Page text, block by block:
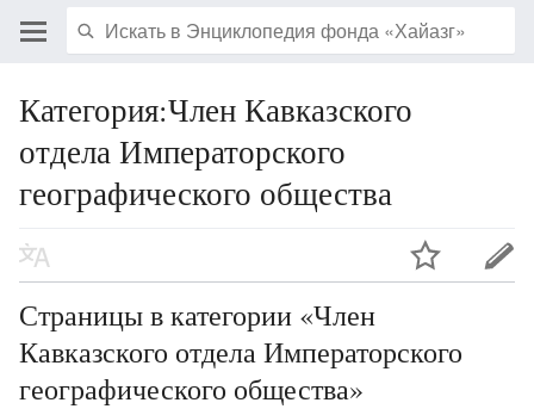
Категория:Член Кавказского
отдела Императорского
географического общества
Страницы в категории «Член
Кавказского отдела Императорского
географического общества»